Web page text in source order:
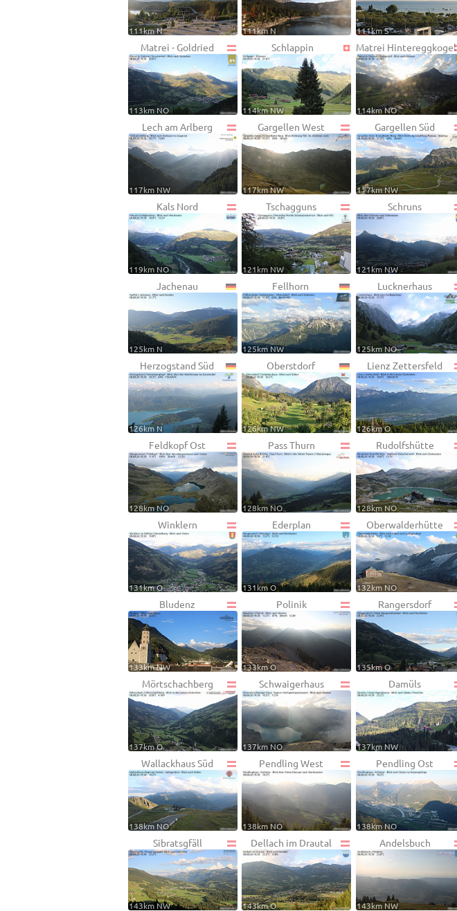
111km N 111km N 111km S
Matrei - Goldried
113km NO
Schlappin
114km NW
Matrei Hintereggkogel
114km NO
Lech am Arlberg
117km NW
Gargellen West
117km NW
Gargellen Süd
117km NW
Kals Nord
119km NO
Tschagguns
121km NW
Schruns
121km NW
Jachenau
125km N
Fellhorn
125km NW
Lucknerhaus
125km NO
Herzogstand Süd
126km N
Oberstdorf
126km NW
Lienz Zettersfeld
126km O
Feldkopf Ost
128km NO
Pass Thurn
128km NO
Rudolfshütte
128km NO
Winklern
131km O
Ederplan
131km O
Oberwalderhütte
132km NO
Bludenz
133km NW
Polinik
133km O
Rangersdorf
135km O
Mörtschachberg
137km O
Schwaigerhaus
137km NO
Damüls
137km NW
Wallackhaus Süd
138km NO
Pendling West
138km NO
Pendling Ost
138km NO
Sibratsgfäll
143km NW
Dellach im Drautal
143km O
Andelsbuch
143km NW